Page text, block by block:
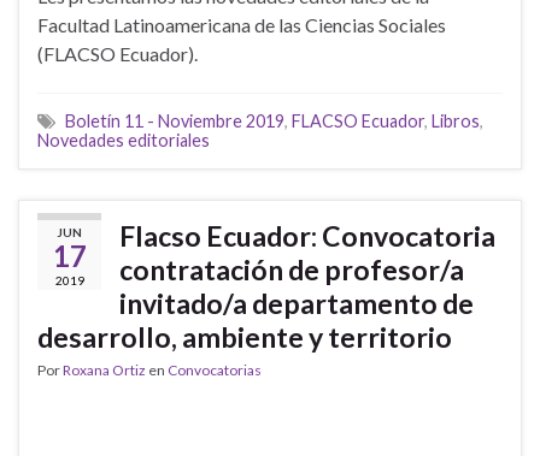
Facultad Latinoamericana de las Ciencias Sociales
(FLACSO Ecuador).
Boletín 11 - Noviembre 2019, FLACSO Ecuador, Libros,
Novedades editoriales
JUN
17
2019
Flacso Ecuador: Convocatoria
contratación de profesor/a
invitado/a departamento de
desarrollo, ambiente y territorio
PorRoxana Ortiz en Convocatorias